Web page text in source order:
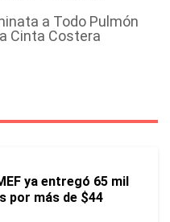
a Todo Pulmón
Cinta Costera
ya entregó 65 mil
por más de $44